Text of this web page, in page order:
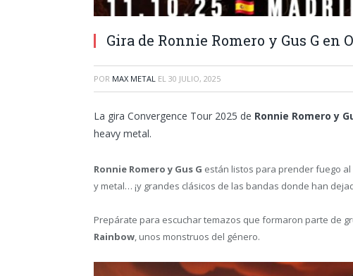
Gira de Ronnie Romero y Gus G en
POR MAX METAL EL 30 JULIO, 2025
La gira Convergence Tour 2025 de Ronnie Romero y
heavy metal.
Ronnie Romero y Gus G están listos para prender fuego
y metal… ¡y grandes clásicos de las bandas donde han
Prepárate para escuchar temazos que formaron parte de
Rainbow, unos monstruos del género.